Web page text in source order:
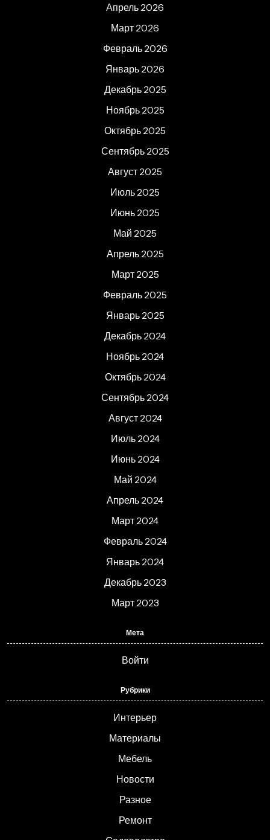
Апрель 2026
Март 2026
Февраль 2026
Январь 2026
Декабрь 2025
Ноябрь 2025
Октябрь 2025
Сентябрь 2025
Август 2025
Июль 2025
Июнь 2025
Май 2025
Апрель 2025
Март 2025
Февраль 2025
Январь 2025
Декабрь 2024
Ноябрь 2024
Октябрь 2024
Сентябрь 2024
Август 2024
Июль 2024
Июнь 2024
Май 2024
Апрель 2024
Март 2024
Февраль 2024
Январь 2024
Декабрь 2023
Март 2023
Мета
Войти
Рубрики
Интерьер
Материалы
Мебель
Новости
Разное
Ремонт